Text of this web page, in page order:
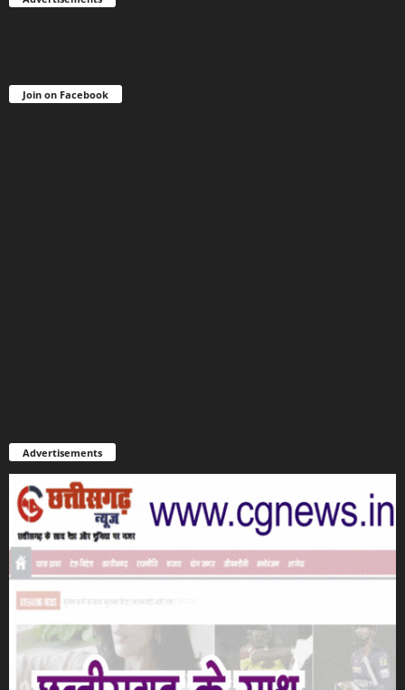
Join on Facebook
Advertisements